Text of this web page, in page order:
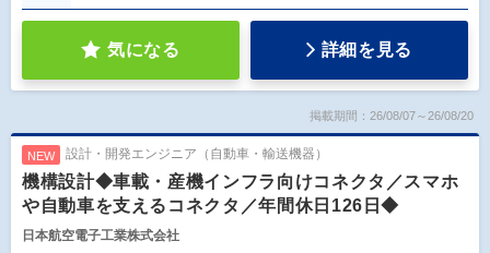
気になる 詳細を見る
掲載期間：26/08/07～26/08/20
NEW 設計・開発エンジニア（自動車・輸送機器）
機構設計◆車載・産機インフラ向けコネクタ／スマホ
や自動車を支えるコネクタ／年間休日126日◆
日本航空電子工業株式会社